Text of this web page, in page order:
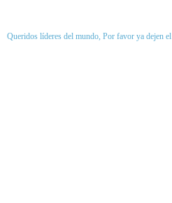
Queridos líderes del mundo, Por favor ya dejen el